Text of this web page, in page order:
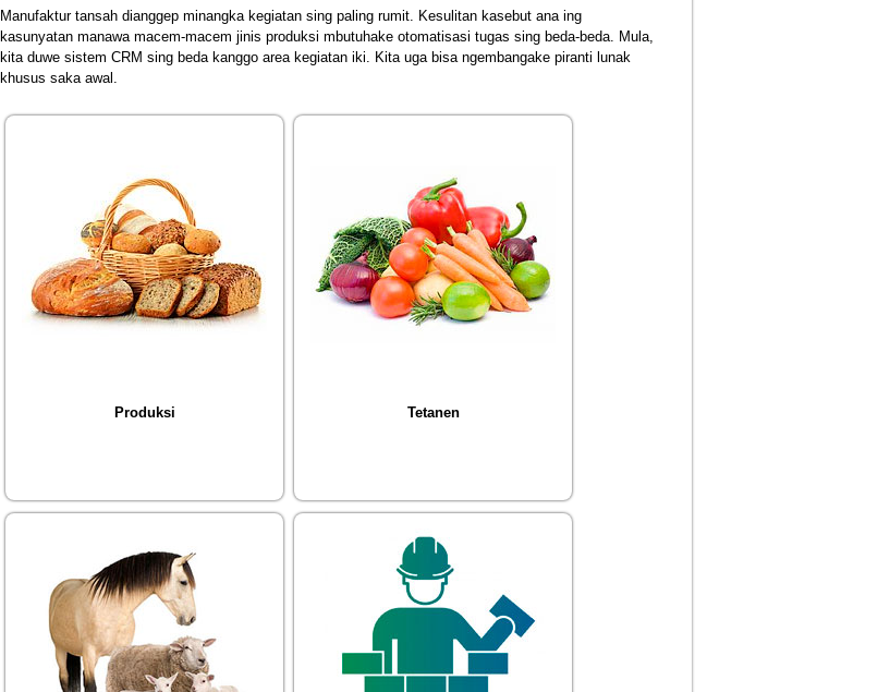
Manufaktur tansah dianggep minangka kegiatan sing paling rumit. Kesulitan kasebut ana ing
kasunyatan manawa macem-macem jinis produksi mbutuhake otomatisasi tugas sing beda-beda. Mula,
kita duwe sistem CRM sing beda kanggo area kegiatan iki. Kita uga bisa ngembangake piranti lunak
khusus saka awal.
Produksi Tetanen